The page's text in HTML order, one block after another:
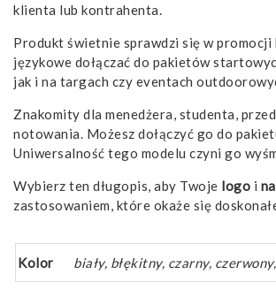
klienta lub kontrahenta.
Produkt świetnie sprawdzi się w promocji
językowe dołączać do pakietów
jak i na targach czy eventach
Znakomity dla menedżera, studenta,
notowania. Możesz dołączyć go do
Uniwersalność tego modelu czyni go
Wybierz ten długopis, aby Twoje logo i
zastosowaniem, które okaże się
Kolor biały, błękitny, czarny,